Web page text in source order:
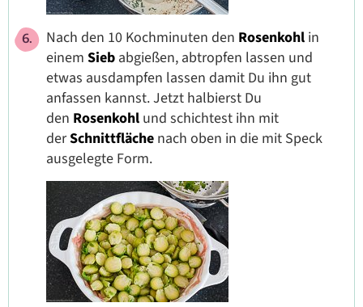
Nach den 10 Kochminuten den Rosenkohl in
einem Sieb abgießen, abtropfen lassen und
etwas ausdampfen lassen damit Du ihn gut
anfassen kannst. Jetzt halbierst Du
den Rosenkohl und schichtest ihn mit
derSchnittfläche nach oben in die mit Speck
ausgelegte Form.